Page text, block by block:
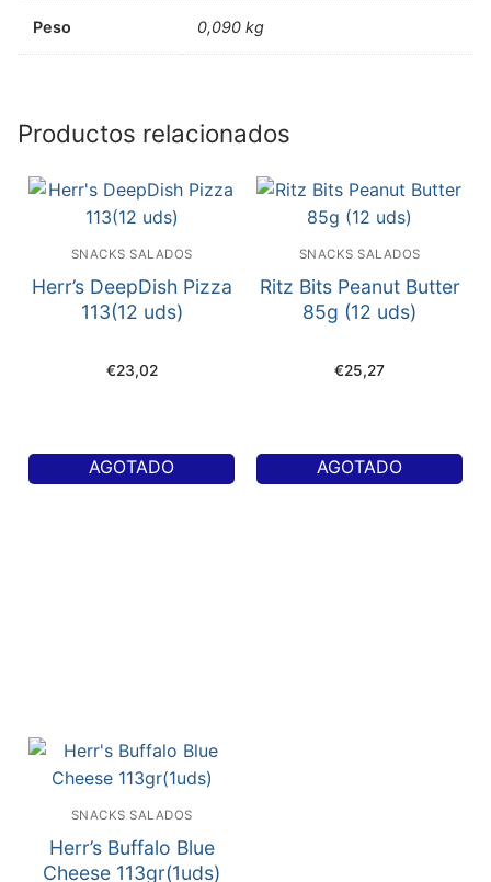
Peso 0,090 kg
Productos relacionados
SNACKS SALADOS
Herr’s DeepDish Pizza
113(12 uds)
€23,02
AGOTADO
SNACKS SALADOS
Ritz Bits Peanut Butter
85g (12 uds)
€25,27
AGOTADO
SNACKS SALADOS
Herr’s Buffalo Blue
Cheese 113gr(1uds)